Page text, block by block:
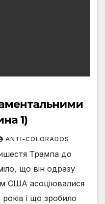
1)
ANTI-COLORADOS
Трампа до
що він одразу
США асоціювалися
і що зробило